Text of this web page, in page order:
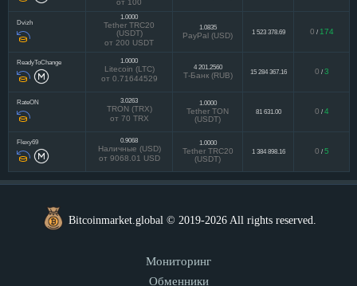
от 100
Dvizh
1.0000
Tether TRC20
(USDT)
от 200 USDT
1.0835
PayPal (USD) 1 523 378.69 0 / 174
ReadyToChange 1.0000
Litecoin (LTC)
от 0.71644529
4 201.2560
Т-Банк (RUB) 15 284 367.16 0 / 3
RateON 3.0263
TRON (TRX)
от 70 TRX
1.0000
Tether TON
(USDT)
81 631.00 0 / 4
Flexy69 0.9068
Наличные (USD)
от 9068.01 USD
1.0000
Tether TRC20
(USDT)
1 384 898.16 0 / 5
Bitcoinmarket.global © 2019-2026 All rights reserved.
Мониторинг
Обменники